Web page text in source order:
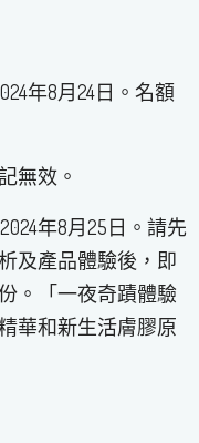
年8月24日。名額
無效。​
年8月25日。請先
及產品體驗後，即
。「一夜奇蹟體驗
華和新生活膚膠原